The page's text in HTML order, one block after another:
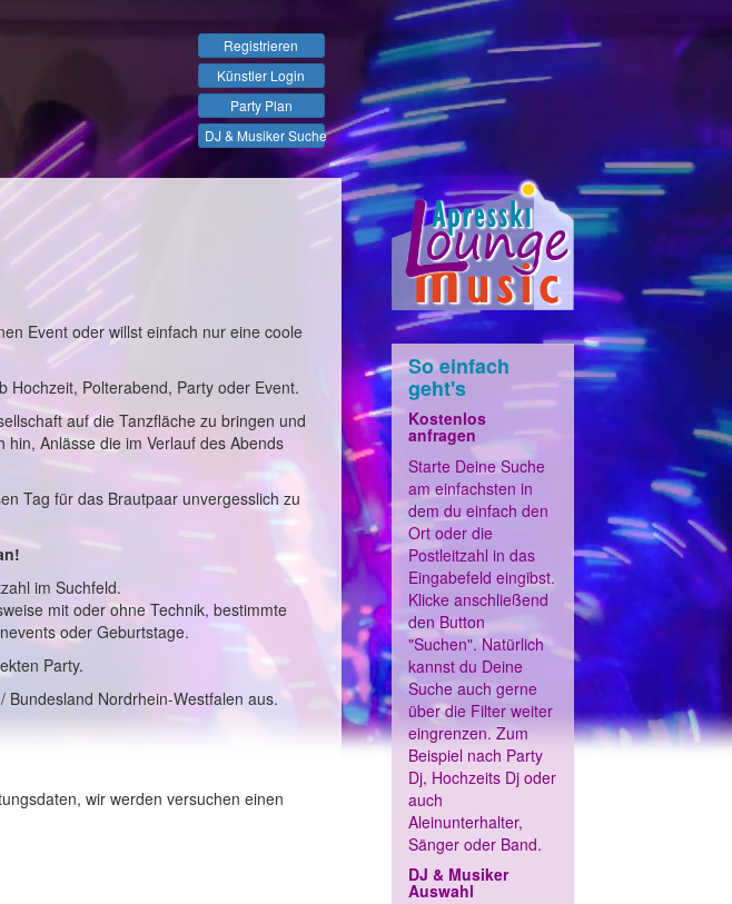
Registrieren
Künstler Login
Party Plan
DJ & Musiker Suche
Event oder willst einfach nur eine coole
Hochzeit, Polterabend, Party oder Event.
auf die Tanzfläche zu bringen und
Anlässe die im Verlauf des Abends
Tag für das Brautpaar unvergesslich zu
im Suchfeld.
mit oder ohne Technik, bestimmte
oder Geburtstage.
Party.
Nordrhein-Westfalen aus.
wir werden versuchen einen
So einfach
geht's
Kostenlos
anfragen
Starte Deine Suche
am einfachsten in
dem du einfach den
Ort oder die
Postleitzahl in das
Eingabefeld eingibst.
Klicke anschließend
den Button
"Suchen". Natürlich
kannst du Deine
Suche auch gerne
über die Filter weiter
eingrenzen. Zum
Beispiel nach Party
Dj, Hochzeits Dj oder
auch
Aleinunterhalter,
Sänger oder Band.
DJ & Musiker
Auswahl